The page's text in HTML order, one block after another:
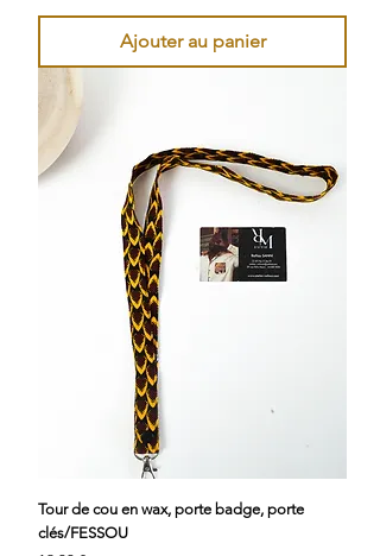
Ajouter au panier
Tour de cou en wax, porte badge, porte
clés/FESSOU